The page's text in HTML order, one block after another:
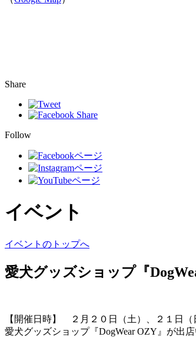
Share
Follow
イベント
イベントのトップへ
愛犬グッズショップ『
【開催日時】 ２月２０日（土）、２１日
愛犬グッズショップ『DogWear OZY』が出店